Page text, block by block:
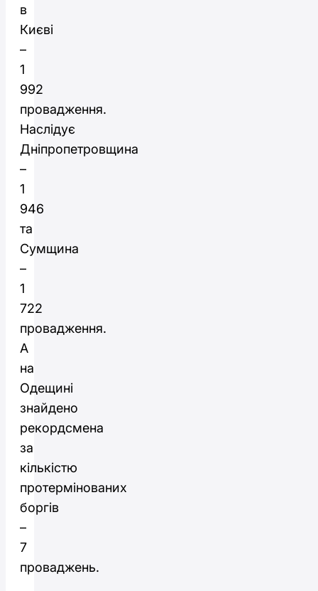
в
Києві
–
1
992
провадження.
Наслідує
Дніпропетровщина
–
1
946
та
Сумщина
–
1
722
провадження.
А
на
Одещині
знайдено
рекордсмена
за
кількістю
протермінованих
боргів
–
7
проваджень.